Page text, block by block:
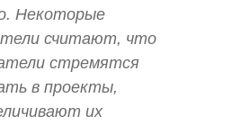
Некоторые
считают, что
стремятся
в проекты,
их